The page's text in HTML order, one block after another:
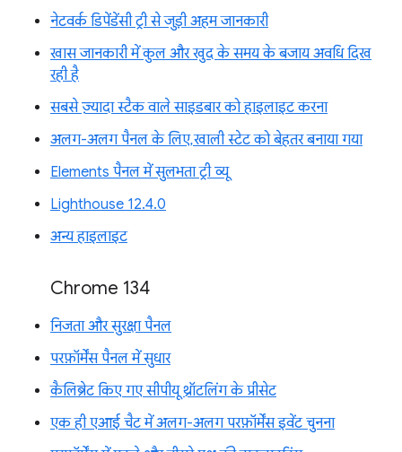
नेटवर्क डिपेंडेंसी ट्री से जुड़ी अहम जानकारी
खास जानकारी में कुल और खुद के समय के बजाय अवधि दिख
रही है
सबसे ज़्यादा स्टैक वाले साइडबार को हाइलाइट करना
अलग-अलग पैनल के लिए, खाली स्टेट को बेहतर बनाया गया
Elements पैनल में सुलभता ट्री व्यू
Lighthouse 12.4.0
अन्य हाइलाइट
Chrome 134
निजता और सुरक्षा पैनल
परफ़ॉर्मेंस पैनल में सुधार
कैलिब्रेट किए गए सीपीयू थ्रॉटलिंग के प्रीसेट
एक ही एआई चैट में अलग-अलग परफ़ॉर्मेंस इवेंट चुनना